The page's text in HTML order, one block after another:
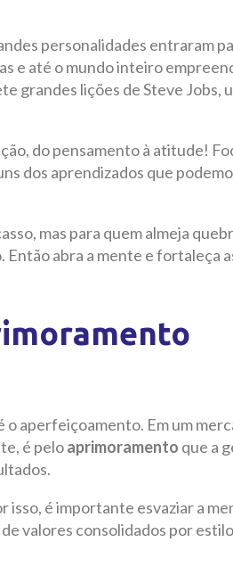
personalidades entraram
e até o mundo inteiro
grandes lições de Steve Jobs,
do pensamento à atitude!
dos aprendizados que
mas para quem almeja
abra a mente e fortaleça
o aperfeiçoamento. Em um
é peloaprimoramento que a
isso, é importante esvaziar a
valores consolidados por